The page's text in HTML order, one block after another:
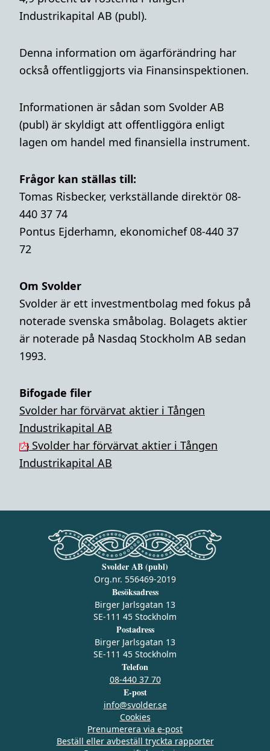
Industrikapital AB (publ).
Denna information om ägarförändring har
också offentliggjorts via Finansinspektionen.
Informationen är sådan som Svolder AB
(publ) är skyldigt att offentliggöra enligt
lagen om handel med finansiella instrument.
Frågor kan ställas till:
Tomas Risbecker, verkställande direktör 08-
440 37 74
Pontus Ejderhamn, ekonomichef 08-440 37
72
Om Svolder
Svolder är ett investmentbolag med fokus på
noterade svenska småbolag. Bolagets aktier
är noterade på Nasdaq Stockholm AB sedan
1993.
Bifogade filer
Svolder har förvärvat aktier i Tången
Industrikapital AB
Svolder har förvärvat aktier i Tången
Industrikapital AB
Svolder AB (publ)
Org.nr. 556469-2019
Besöksadress
Birger Jarlsgatan 13
SE-111 45 Stockholm
Postadress
Birger Jarlsgatan 13
SE-111 45 Stockholm
Telefon
08-440 37 70
E-post
info@svolder.se
Cookies
Prenumerera via e‑post
Beställ eller avbeställ tryckta rapporter